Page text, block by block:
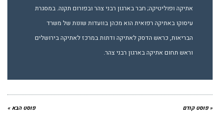
אתיקה ופוליטיקה; חבר בארגון רבני צהר ובפורום תקנה. במסגרת
עיסוקו באתיקה רפואית הוא מכהן בוועדות שונות של משרד
הבריאות, כראש הדסק לאתיקה ודתות במרכז לאתיקה בירושלים
וראש תחום אתיקה בארגון רבני צהר.
« פוסט קודם פוסט הבא »